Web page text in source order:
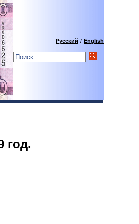
Русский / English
год.